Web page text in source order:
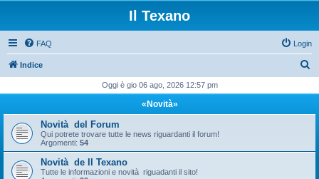
Il Texano
FAQ Login
Indice
c
Oggi è gio 06 ago, 2026 12:57 pm
«Novità»
Novità del Forum
Qui potrete trovare tutte le news riguardanti il forum!
Argomenti: 54
Novità de Il Texano
Tutte le informazioni e novità riguadanti il sito!